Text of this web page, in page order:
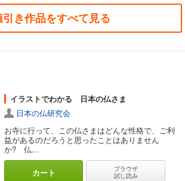
引き作品をすべて見る
イラストでわかる 日本の仏さま
日本の仏研究会
お寺に行って、この仏さまはどんな性格で、ご利
益があるのだろうと思ったことはありません
か? 仏...
カート
ブラウザ
試し読み